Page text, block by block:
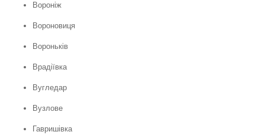
Вороніж
Вороновиця
Вороньків
Врадіївка
Вугледар
Вузлове
Гавришівка